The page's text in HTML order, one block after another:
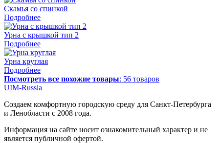
Скамья со спинкой
Подробнее
Урна с крышкой тип 2
Подробнее
Урна круглая
Подробнее
Посмотреть все похожие товары: 56 товаров
UIM-Russia
Создаем комфортную городскую среду для Санкт-Петербурга
и Ленобласти с 2008 года.
Информация на сайте носит ознакомительный характер и не
является публичной офертой.